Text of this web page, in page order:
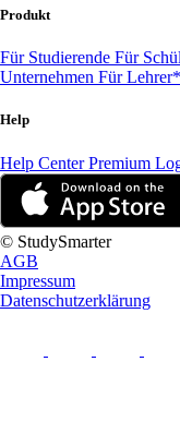
Produkt
Für Studierende Für
Unternehmen Für
Help
Help CenterPremium
© StudySmarter
AGB
Impressum
Datenschutzerklärung